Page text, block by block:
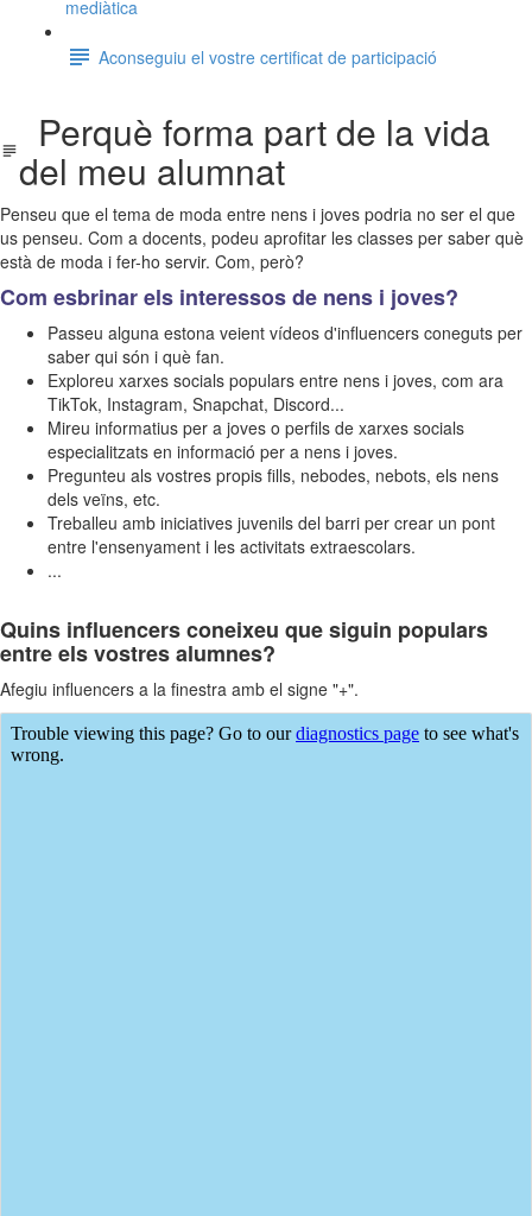
mediàtica
Aconseguiu el vostre certificat de participació
Perquè forma part de la vida
del meu alumnat
Penseu que el tema de moda entre nens i joves podria no ser el que
us penseu. Com a docents, podeu aprofitar les classes per saber què
està de moda i fer-ho servir. Com, però?
Com esbrinar els interessos de nens i joves?
Passeu alguna estona veient vídeos d'influencers coneguts per
saber qui són i què fan.
Exploreu xarxes socials populars entre nens i joves, com ara
TikTok, Instagram, Snapchat, Discord...
Mireu informatius per a joves o perfils de xarxes socials
especialitzats en informació per a nens i joves.
Pregunteu als vostres propis fills, nebodes, nebots, els nens
dels veïns, etc.
Treballeu amb iniciatives juvenils del barri per crear un pont
entre l'ensenyament i les activitats extraescolars.
...
Quins influencers coneixeu que siguin populars
entre els vostres alumnes?
Afegiu influencers a la finestra amb el signe "+".